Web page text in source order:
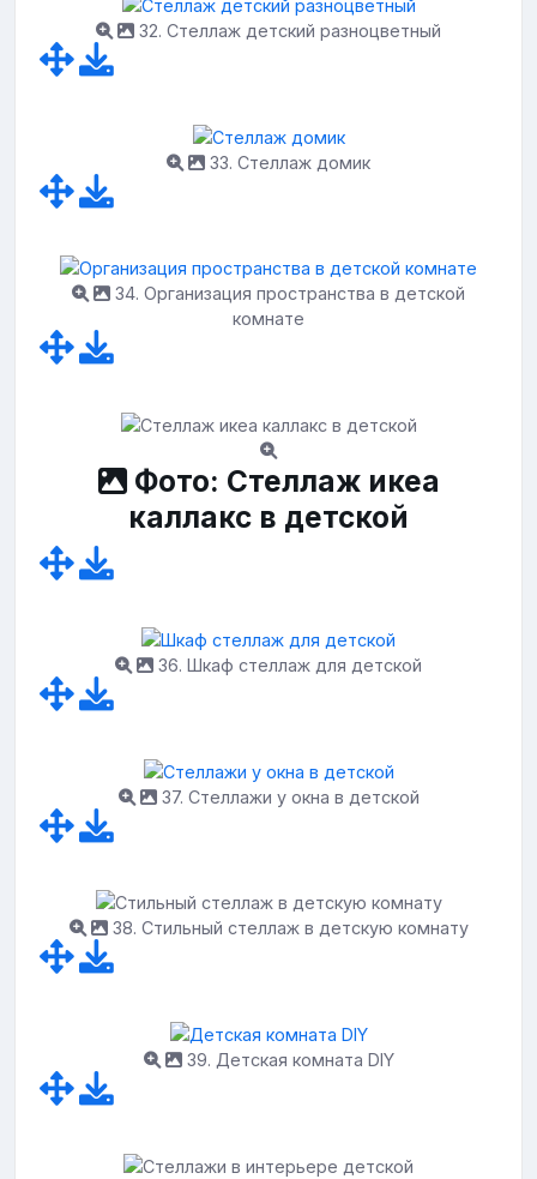
32. Стеллаж детский разноцветный
33. Стеллаж домик
34. Организация пространства в детской
комнате
Фото: Стеллаж икеа
каллакс в детской
36. Шкаф стеллаж для детской
37. Стеллажи у окна в детской
38. Стильный стеллаж в детскую комнату
39. Детская комната DIY